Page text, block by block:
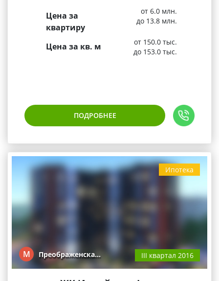
Цена за
квартиру
от 6.0 млн.
до 13.8 млн.
Цена за кв. м
от 150.0 тыс.
до 153.0 тыс.
ПОДРОБНЕЕ
Ипотека
М Преображенска… III квартал 2016